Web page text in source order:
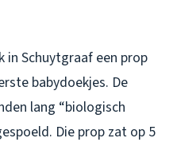
in Schuytgraaf een prop
babydoekjes. De
lang “biologisch
Die prop zat op 5